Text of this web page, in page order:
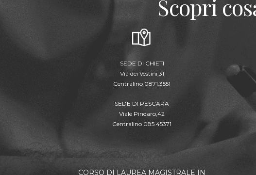
Scopri
SEDE DI CHIETI
Via dei Vestini,31
Centralino 0871.3551
SEDE DI PESCARA
Viale Pindaro,42
Centralino 085.45371
CORSO DI LAUREA MAGISTRALE IN